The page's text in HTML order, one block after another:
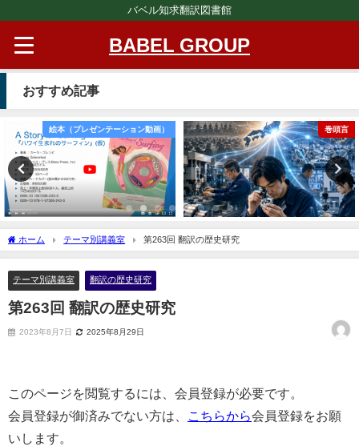
バベル知求翻訳図書館
BABEL GROUP
おすすめ記事
絵本（プレゼンテーション動画） 巻頭言
ホーム テーマ別講義室 第263回 翻訳の歴史研究
テーマ別講義室 翻訳の歴史研究
第263回 翻訳の歴史研究
2023年8月7日 2025年8月29日
このページを閲覧するには、会員登録が必要です。
会員登録が御済みでない方は、
こちらから会員登録をお願
いします。